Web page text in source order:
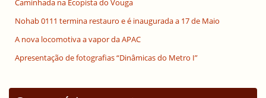
Caminhada na Ecopista do Vouga
Nohab 0111 termina restauro e é inaugurada a 17 de Maio
A nova locomotiva a vapor da APAC
Apresentação de fotografias “Dinâmicas do Metro I”